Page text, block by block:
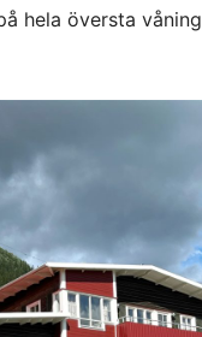
hela översta